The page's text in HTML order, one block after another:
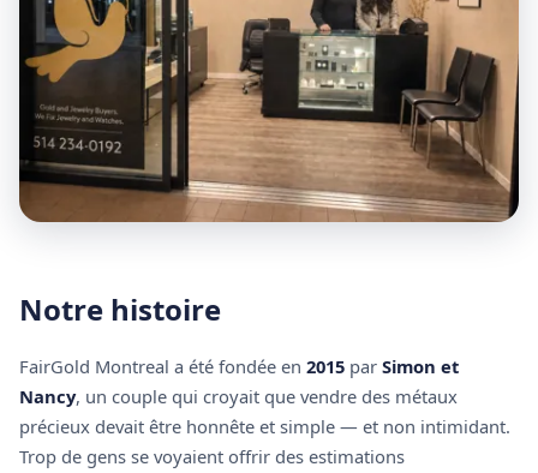
Notre histoire
FairGold Montreal a été fondée en 2015 par Simon et
Nancy, un couple qui croyait que vendre des métaux
précieux devait être honnête et simple — et non intimidant.
Trop de gens se voyaient offrir des estimations